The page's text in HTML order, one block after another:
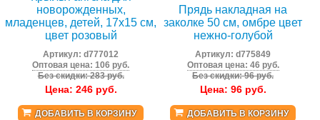
новорожденных,
младенцев, детей, 17x15 см,
цвет розовый
Артикул:d777012
Оптовая цена: 106 руб.
Без скидки: 283 руб.
Цена: 246руб.
ДОБАВИТЬ В КОРЗИНУ
Прядь накладная на
заколке 50 см, омбре цвет
нежно-голубой
Артикул:d775849
Оптовая цена: 46 руб.
Без скидки: 96 руб.
Цена: 96руб.
ДОБАВИТЬ В КОРЗИНУ